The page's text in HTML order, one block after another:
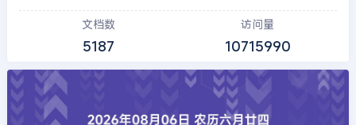
文档数
5187
访问量
10715990